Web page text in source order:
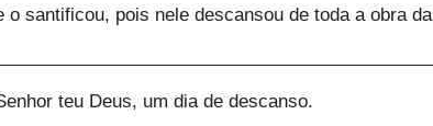
o santificou, pois nele descansou de toda a obra da
teu Deus, um dia de descanso.